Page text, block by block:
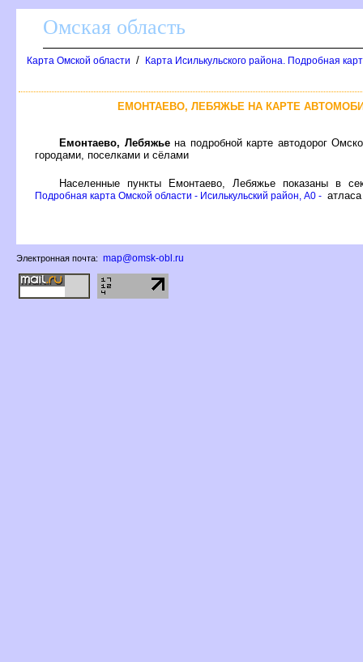
Омская область
Карта Омской области / Карта Исилькульского района. Подробная
ЕМОНТАЕВО, ЛЕБЯЖЬЕ НА КАРТЕ
Емонтаево, Лебяжьена подробной карте автодорог
ородами, поселками и сёлами
Населенные пункты Емонтаево, Лебяжье показаны в
Подробная карта Омской области - Исилькульский район, A0 -
Электронная почта: map@omsk-obl.ru